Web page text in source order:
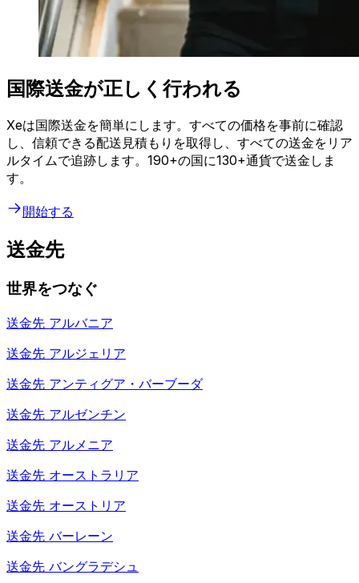
国際送金が正しく行われる
Xeは国際送金を簡単にします。すべての価格を事前に確認
し、信頼できる配送見積もりを取得し、すべての送金をリア
ルタイムで追跡します。190+の国に130+通貨で送金しま
す。
開始する
送金先
世界をつなぐ
送金先 アルバニア
送金先 アルジェリア
送金先 アンティグア・バーブーダ
送金先 アルゼンチン
送金先 アルメニア
送金先 オーストラリア
送金先 オーストリア
送金先 バーレーン
送金先 バングラデシュ